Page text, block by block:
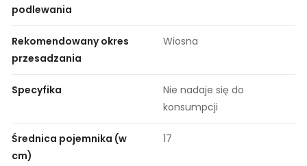
podlewania
Rekomendowany okres
przesadzania
Wiosna
Specyfika
Nie nadaje się do
konsumpcji
Średnica pojemnika (w
cm)
17